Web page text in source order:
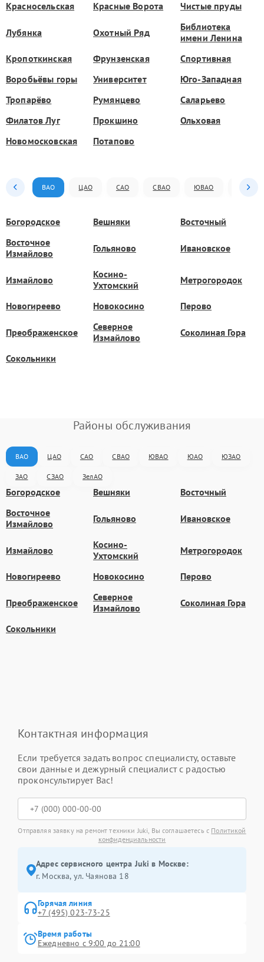
Красносельская Красные Ворота Чистые пруды
Лубянка Охотный Ряд
Библиотека
имени Ленина
Кропоткинская
Фрунзенская
Спортивная
Воробьёвы горы
Университет
Юго-Западная
Тропарёво
Румянцево
Саларьево
Филатов Луг
Прокшино
Ольховая
Новомосковская
Потапово
ВАО ЦАО САО СВАО ЮВАО ЮАО
Богородское Вешняки
Восточный
Восточное
Измайлово
Гольяново Ивановское
Измайлово
Косино-
Ухтомский
Метрогородок
Новогиреево Новокосино Перово
Преображенское
Северное
Измайлово
Соколиная Гора
Сокольники
Районы обслуживания
ВАО ЦАО САО СВАО ЮВАО ЮАО ЮЗАО
ЗАО СЗАО ЗелАО
Богородское Вешняки
Восточный
Восточное
Измайлово
Гольяново Ивановское
Измайлово
Косино-
Ухтомский
Метрогородок
Новогиреево Новокосино Перово
Преображенское
Северное
Измайлово
Соколиная Гора
Сокольники
Контактная информация
Если требуется задать вопрос специалисту, оставьте
свои данные и дежурный специалист с радостью
проконсультирует Вас!
Отправляя заявку на ремонт техники Juki, Вы соглашаетесь с Политикой
конфиденциальности
Адрес сервисного центра Juki в Москве:
г. Москва, ул. Чаянова 18
Горячая линия
+7 (495) 023-73-25
Время работы
Ежедневно с 9:00 до 21:00